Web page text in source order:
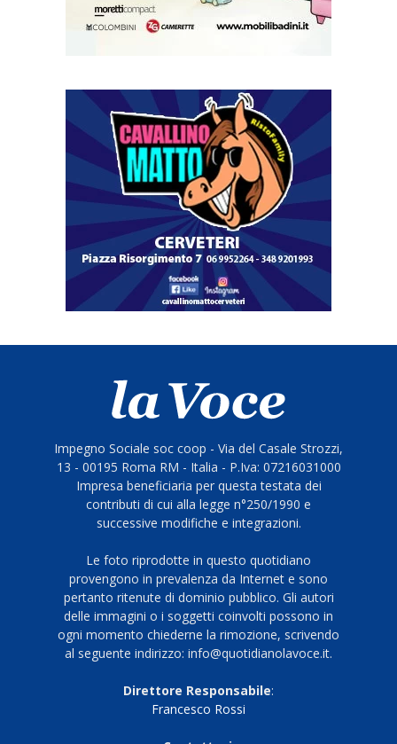
Impegno Sociale soc coop - Via del Casale Strozzi,
13 - 00195 Roma RM - Italia - P.Iva: 07216031000
Impresa beneficiaria per questa testata dei
contributi di cui alla legge n°250/1990 e
successive modifiche e integrazioni.
Le foto riprodotte in questo quotidiano
provengono in prevalenza da Internet e sono
pertanto ritenute di dominio pubblico. Gli autori
delle immagini o i soggetti coinvolti possono in
ogni momento chiederne la rimozione, scrivendo
al seguente indirizzo: info@quotidianolavoce.it.
Direttore Responsabile:
Francesco Rossi